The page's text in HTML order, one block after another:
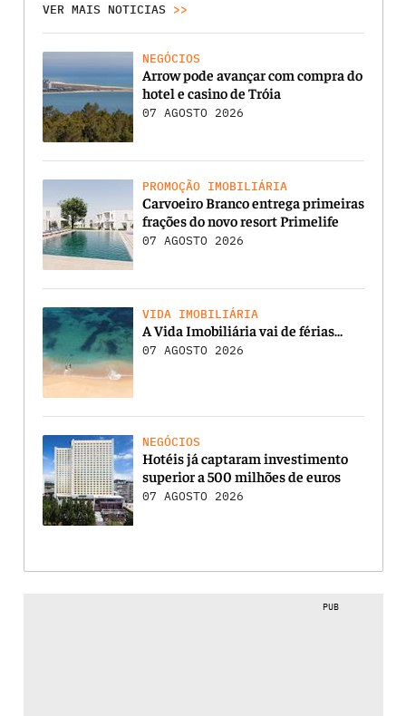
VER MAIS NOTICIAS >>
NEGÓCIOS
Arrow pode avançar com compra do
hotel e casino de Tróia
07 AGOSTO 2026
PROMOÇÃO IMOBILIÁRIA
Carvoeiro Branco entrega primeiras
frações do novo resort Primelife
07 AGOSTO 2026
VIDA IMOBILIÁRIA
A Vida Imobiliária vai de férias…
07 AGOSTO 2026
NEGÓCIOS
Hotéis já captaram investimento
superior a 500 milhões de euros
07 AGOSTO 2026
PUB